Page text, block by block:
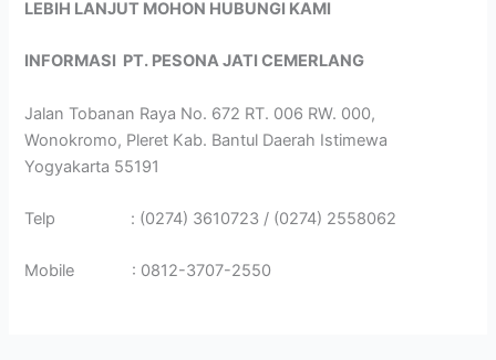
LEBIH LANJUT MOHON HUBUNGI KAMI
INFORMASI PT. PESONA JATI CEMERLANG
Jalan Tobanan Raya No. 672 RT. 006 RW. 000,
Wonokromo, Pleret Kab. Bantul Daerah Istimewa
Yogyakarta 55191
Telp : (0274) 3610723 / (0274) 2558062
Mobile : 0812-3707-2550